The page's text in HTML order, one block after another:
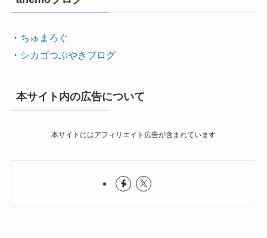
・ ちゅまろぐ
・ シカゴつぶやきブログ
本サイト内の広告について
本サイトにはアフィリエイト広告が含まれています